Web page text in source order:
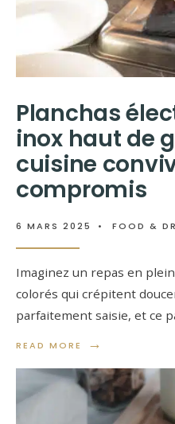
Planchas
inox haut de
cuisine
compromis
6 MARS 2025 • FOOD &
Imaginez un repas en
colorés qui crépitent
parfaitement saisie, et ce
READ MORE →